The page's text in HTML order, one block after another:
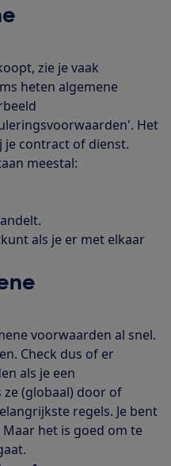
zie je vaak
heten algemene
Het
je contract of dienst.
meestal:
als je er met elkaar
voorwaarden al snel.
Check dus of er
als je een
ze (globaal) door of
regels. Je bent
het is goed om te